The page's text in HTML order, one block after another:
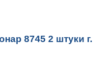
8745 2 штуки г.